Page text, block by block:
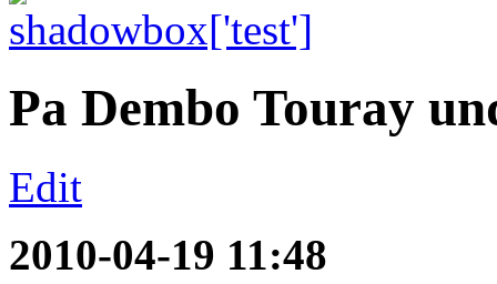
Pa Dembo Touray
Edit
2010-04-19 11:48